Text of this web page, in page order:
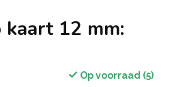
12 mm:
Op voorraad (5)